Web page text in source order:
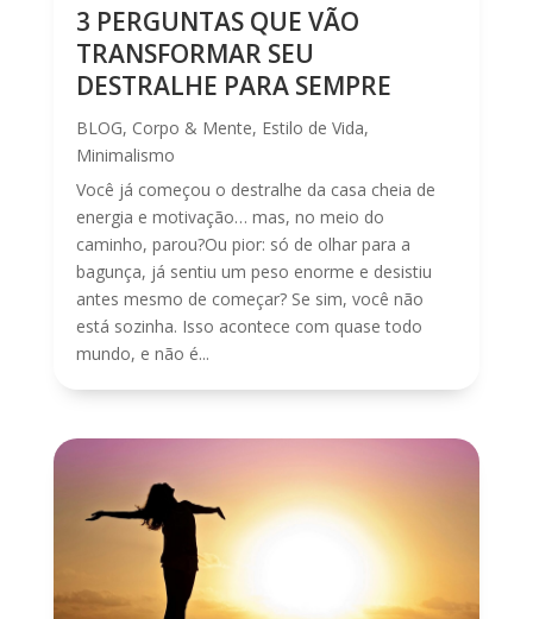
3 PERGUNTAS QUE VÃO
TRANSFORMAR SEU
DESTRALHE PARA SEMPRE
BLOG, Corpo & Mente, Estilo de Vida,
Minimalismo
Você já começou o destralhe da casa cheia de
energia e motivação… mas, no meio do
caminho, parou?Ou pior: só de olhar para a
bagunça, já sentiu um peso enorme e desistiu
antes mesmo de começar? Se sim, você não
está sozinha. Isso acontece com quase todo
mundo, e não é...